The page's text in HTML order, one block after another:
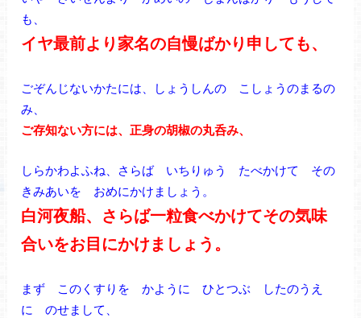
も、
イヤ最前より家名の自慢ばかり申しても、
ごぞんじないかたには、しょうしんの こしょうのまるの
み、
ご存知ない方には、正身の胡椒の丸呑み、
しらかわよふね、さらば いちりゅう たべかけて その
きみあいを おめにかけましょう。
白河夜船、さらば一粒食べかけてその気味
合いをお目にかけましょう。
まず このくすりを かように ひとつぶ したのうえ
に のせまして、